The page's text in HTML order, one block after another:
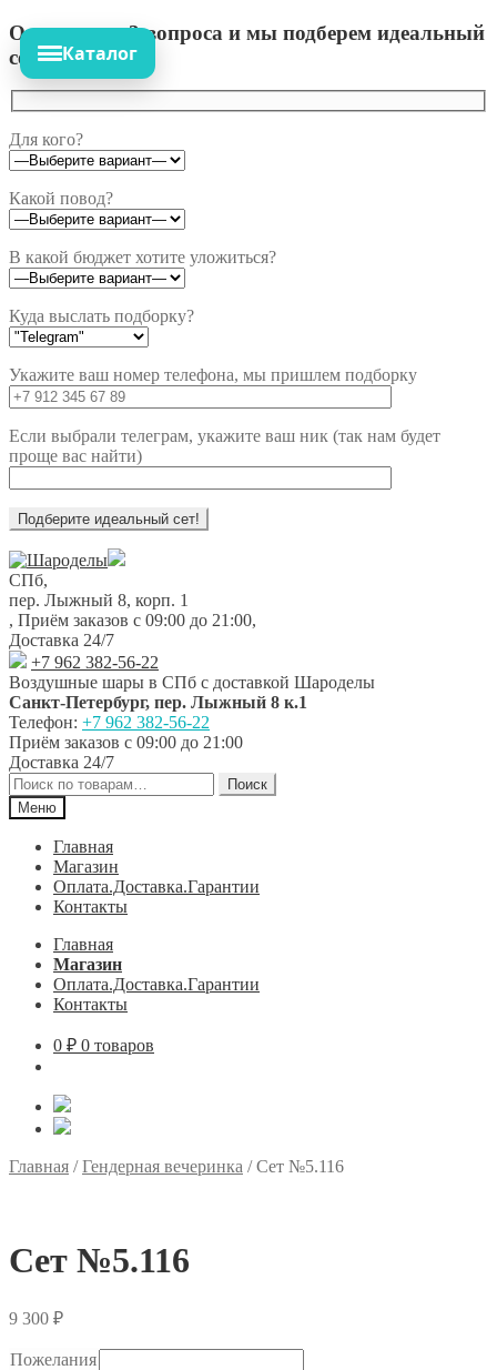
Ответьте на 3 вопроса и мы подберем идеальный
сет!
Для кого?
Какой повод?
В какой бюджет хотите уложиться?
Куда выслать подборку?
Укажите ваш номер телефона, мы пришлем подборку
Если выбрали телеграм, укажите ваш ник (так нам будет
проще вас найти)
Перейти
к
навигации
Перейти
к
содержимому
СПб,
пер. Лыжный 8, корп. 1
, Приём заказов с 09:00 до 21:00,
Доставка 24/7
+7 962 382-56-22
Воздушные шары в СПб с доставкой Шароделы
Санкт-Петербург, пер. Лыжный 8 к.1
Телефон: +7 962 382-56-22
Приём заказов с 09:00 до 21:00
Доставка 24/7
Искать:
Поиск
Меню
Главная
Магазин
Оплата.Доставка.Гарантии
Контакты
Главная
Магазин
Оплата.Доставка.Гарантии
Контакты
0 ₽ 0 товаров
Каталог
Главная /Гендерная вечеринка /Сет №5.116
Сет №5.116
9 300 ₽
Пожелания